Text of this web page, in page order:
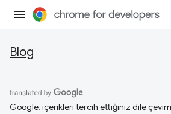
Blog
Google, içerikleri tercih ettiğiniz dile